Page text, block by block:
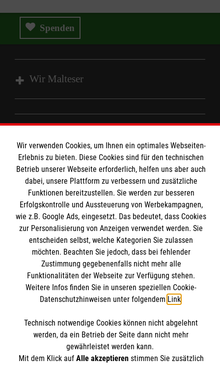
Spenden
Wir Malteser
Fachbereich Ausbildung
Fachbereich Einsatzdienste / Katastrophenschutz
Malteser Grundausbildung
Fachbereich Rettungsdienst
Spenden und Helfen
Die Malteser in Baden-Württemberg
Kontakt
Impressum
Malteser online
Malteserorden
Malteser Jugend
Malteser International
Mediathek
Sharepoint
Spendenkonto
Empfänger: Malteser Hilfsdienst e.V.
IBAN: DE90 6005 0101 0001 2706 88
Soziale Netzwerke
Der Malteser Hilfsdienst e.V. ist als eingetragene
gemeinnützige Organisation von der Körperschaft- und
Wir verwenden Cookies, um Ihnen ein optimales Webseiten-
Erlebnis zu bieten. Diese Cookies sind für den technischen
Betrieb unserer Webseite erforderlich, helfen uns aber auch
dabei, unsere Plattform zu verbessern und zusätzliche
Funktionen bereitzustellen. Sie werden zur besseren
Erfolgskontrolle und Aussteuerung von Werbekampagnen,
wie z.B. Google Ads, eingesetzt. Das bedeutet, dass Cookies
zur Personalisierung von Anzeigen verwendet werden. Sie
entscheiden selbst, welche Kategorien Sie zulassen
möchten. Beachten Sie jedoch, dass bei fehlender
Zustimmung gegebenenfalls nicht mehr alle
Funktionalitäten der Webseite zur Verfügung stehen.
Weitere Infos finden Sie in unseren speziellen Cookie-
Datenschutzhinweisen unter folgendem Link.
Technisch notwendige Cookies können nicht abgelehnt
werden, da ein Betrieb der Seite dann nicht mehr
gewährleistet werden kann.
Mit dem Klick auf Alle akzeptierenstimmen Sie zusätzlich